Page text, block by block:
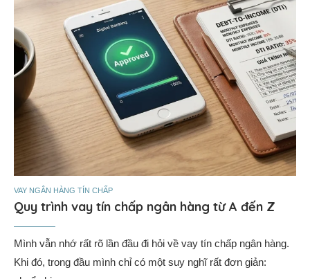
VAY NGÂN HÀNG TÍN CHẤP
Quy trình vay tín chấp ngân hàng từ A đến Z
Mình vẫn nhớ rất rõ lần đầu đi hỏi về vay tín chấp ngân hàng.
Khi đó, trong đầu mình chỉ có một suy nghĩ rất đơn giản: